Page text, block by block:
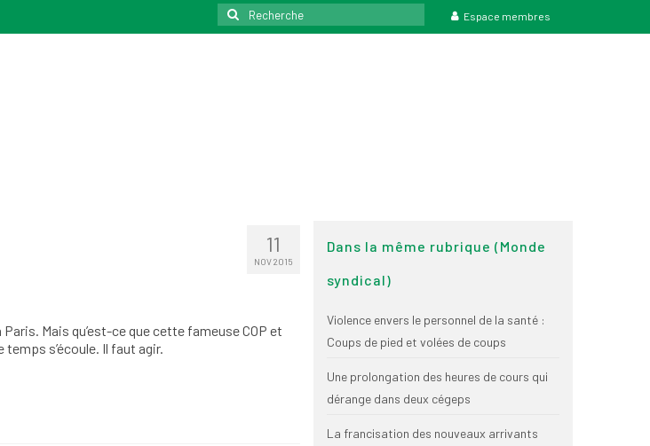
Rechercher
:
Espace membres
11
NOV 2015
Mais qu’est-ce que cette fameuse COP et
s’écoule. Il faut agir.
Dans la même rubrique (Monde
syndical)
Violence envers le personnel de la santé :
Coups de pied et volées de coups
Une prolongation des heures de cours qui
dérange dans deux cégeps
La francisation des nouveaux arrivants